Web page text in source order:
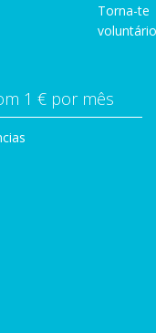
Torna-te
1 € por mês